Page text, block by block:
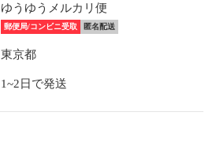
ゆうゆうメルカリ便
郵便局/コンビニ受取 匿名配送
東京都
1~2日で発送